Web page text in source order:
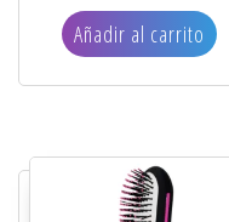
Añadir al carrito